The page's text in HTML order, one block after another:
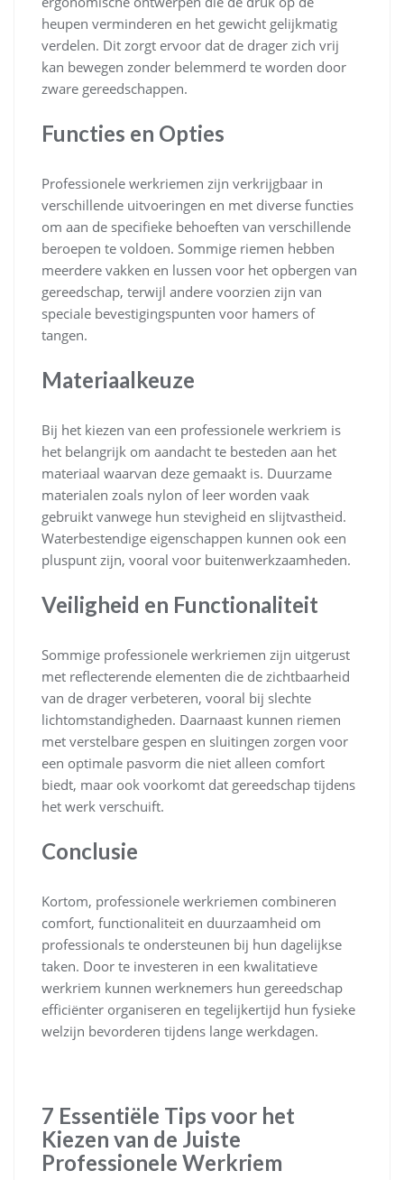
heupen verminderen en het gewicht gelijkmatig
verdelen. Dit zorgt ervoor dat de drager zich vrij
kan bewegen zonder belemmerd te worden door
zware gereedschappen.
Functies en Opties
Professionele werkriemen zijn verkrijgbaar in
verschillende uitvoeringen en met diverse functies
om aan de specifieke behoeften van verschillende
beroepen te voldoen. Sommige riemen hebben
meerdere vakken en lussen voor het opbergen van
gereedschap, terwijl andere voorzien zijn van
speciale bevestigingspunten voor hamers of
tangen.
Materiaalkeuze
Bij het kiezen van een professionele werkriem is
het belangrijk om aandacht te besteden aan het
materiaal waarvan deze gemaakt is. Duurzame
materialen zoals nylon of leer worden vaak
gebruikt vanwege hun stevigheid en slijtvastheid.
Waterbestendige eigenschappen kunnen ook een
pluspunt zijn, vooral voor buitenwerkzaamheden.
Veiligheid en Functionaliteit
Sommige professionele werkriemen zijn uitgerust
met reflecterende elementen die de zichtbaarheid
van de drager verbeteren, vooral bij slechte
lichtomstandigheden. Daarnaast kunnen riemen
met verstelbare gespen en sluitingen zorgen voor
een optimale pasvorm die niet alleen comfort
biedt, maar ook voorkomt dat gereedschap tijdens
het werk verschuift.
Conclusie
Kortom, professionele werkriemen combineren
comfort, functionaliteit en duurzaamheid om
professionals te ondersteunen bij hun dagelijkse
taken. Door te investeren in een kwalitatieve
werkriem kunnen werknemers hun gereedschap
efficiënter organiseren en tegelijkertijd hun fysieke
welzijn bevorderen tijdens lange werkdagen.
7 Essentiële Tips voor het
Kiezen van de Juiste
Professionele Werkriem